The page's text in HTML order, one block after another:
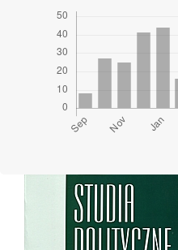
Cover image